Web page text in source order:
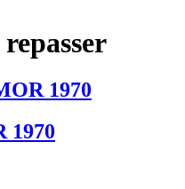
1970
1970